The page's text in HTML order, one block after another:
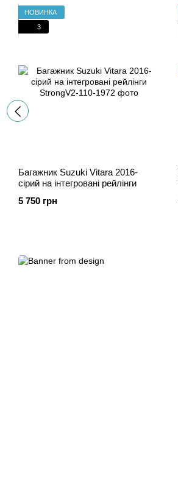
НОВИНКА
3
Багажник Suzuki Vitara 2016-
cірий на інтегровані рейлінги
5 750 грн